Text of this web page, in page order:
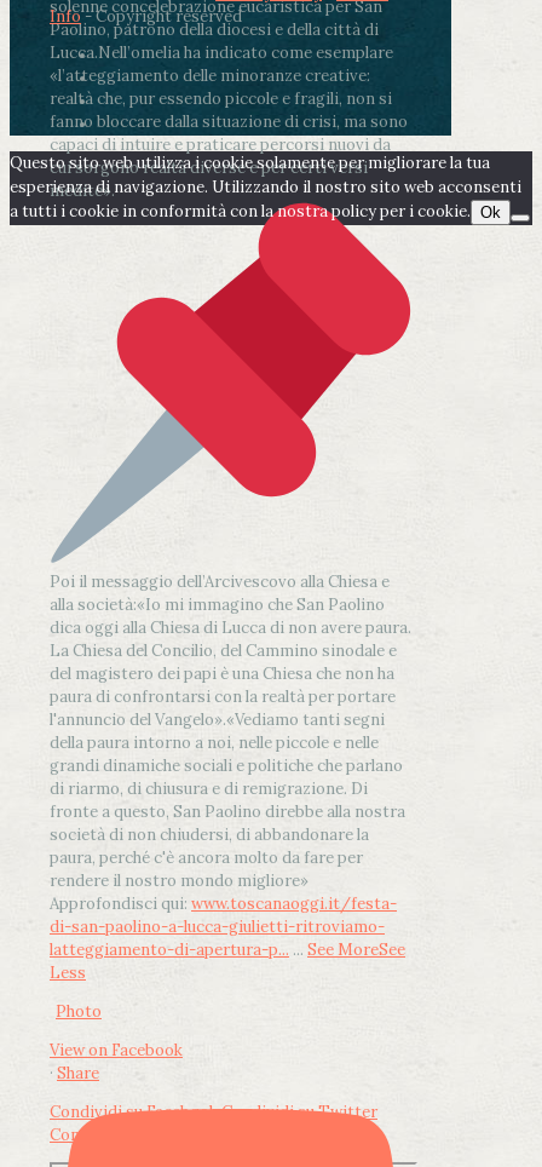
solenne concelebrazione eucaristica per San
Paolino, patrono della diocesi e della città di
Lucca.Nell’omelia ha indicato come esemplare
«l’atteggiamento delle minoranze creative:
realtà che, pur essendo piccole e fragili, non si
fanno bloccare dalla situazione di crisi, ma sono
capaci di intuire e praticare percorsi nuovi da
cui sorgono realtà diverse e per certi versi
inedite».
Poi il messaggio dell’Arcivescovo alla Chiesa e
alla società:«Io mi immagino che San Paolino
dica oggi alla Chiesa di Lucca di non avere paura.
La Chiesa del Concilio, del Cammino sinodale e
del magistero dei papi è una Chiesa che non ha
paura di confrontarsi con la realtà per portare
l'annuncio del Vangelo».«Vediamo tanti segni
della paura intorno a noi, nelle piccole e nelle
grandi dinamiche sociali e politiche che parlano
di riarmo, di chiusura e di remigrazione. Di
fronte a questo, San Paolino direbbe alla nostra
società di non chiudersi, di abbandonare la
paura, perché c'è ancora molto da fare per
rendere il nostro mondo migliore»
Approfondisci qui: www.toscanaoggi.it/festa-
di-san-paolino-a-lucca-giulietti-ritroviamo-
latteggiamento-di-apertura-p... ... See MoreSee
Less
Photo
View on Facebook
· Share
Condividi su FacebookCondividi su Twitter
Condividi su LinkedIn
Info- Copyright reserved
Questo sito web utilizza i cookie solamente per migliorare la tua
esperienza di navigazione. Utilizzando il nostro sito web acconsenti
a tutti i cookie in conformità con la nostra policy per i cookie. Ok